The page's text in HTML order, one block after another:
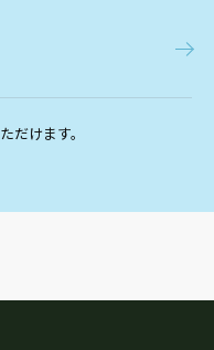
だけます。